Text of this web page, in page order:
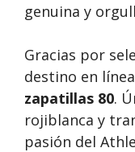
genuina y
Gracias por
destino en
zapatillas 80.
rojiblanca y
pasión del